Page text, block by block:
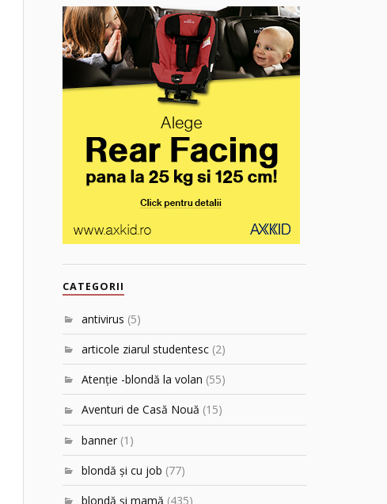
CATEGORII
antivirus (5)
articole ziarul studentesc (2)
Atenţie -blondă la volan (55)
Aventuri de Casă Nouă (15)
banner (1)
blondă şi cu job (77)
blondă şi mamă (435)